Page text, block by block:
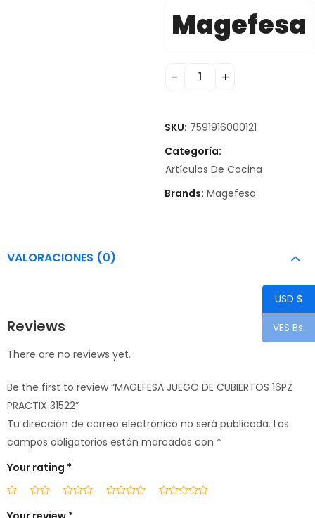
Magefesa
SKU: 7591916000121
Categoría:
Artículos De Cocina
Brands: Magefesa
VALORACIONES (0)
Reviews
There are no reviews yet.
Be the first to review “MAGEFESA JUEGO DE CUBIERTOS 16PZ
PRACTIX 31522”
Tu dirección de correo electrónico no será publicada. Los
campos obligatorios están marcados con *
Your rating *
USD $
VES Bs.